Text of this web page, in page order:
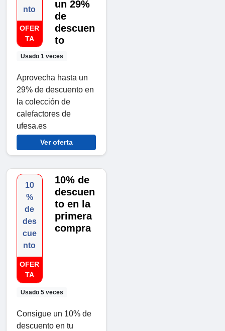
nto
OFER
TA
Usado 1 veces
un 29%
de
descuen
to
Aprovecha hasta un
29% de descuento en
la colección de
calefactores de
ufesa.es
Ver oferta
10
%
de
des
cue
nto
OFER
TA
Usado 5 veces
10% de
descuen
to en la
primera
compra
Consigue un 10% de
descuento en tu